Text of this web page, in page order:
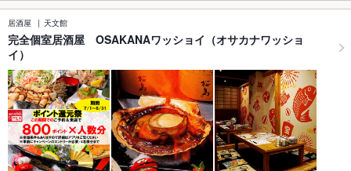
居酒屋 天文館
完全個室居酒屋 OSAKANAワッショイ（オサカナワッショ
イ）